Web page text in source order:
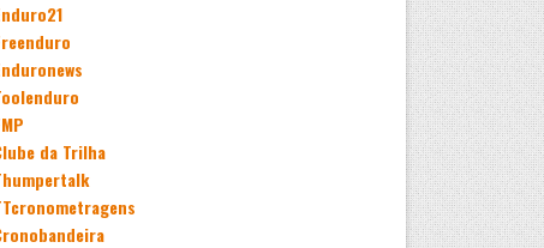
da Trilha